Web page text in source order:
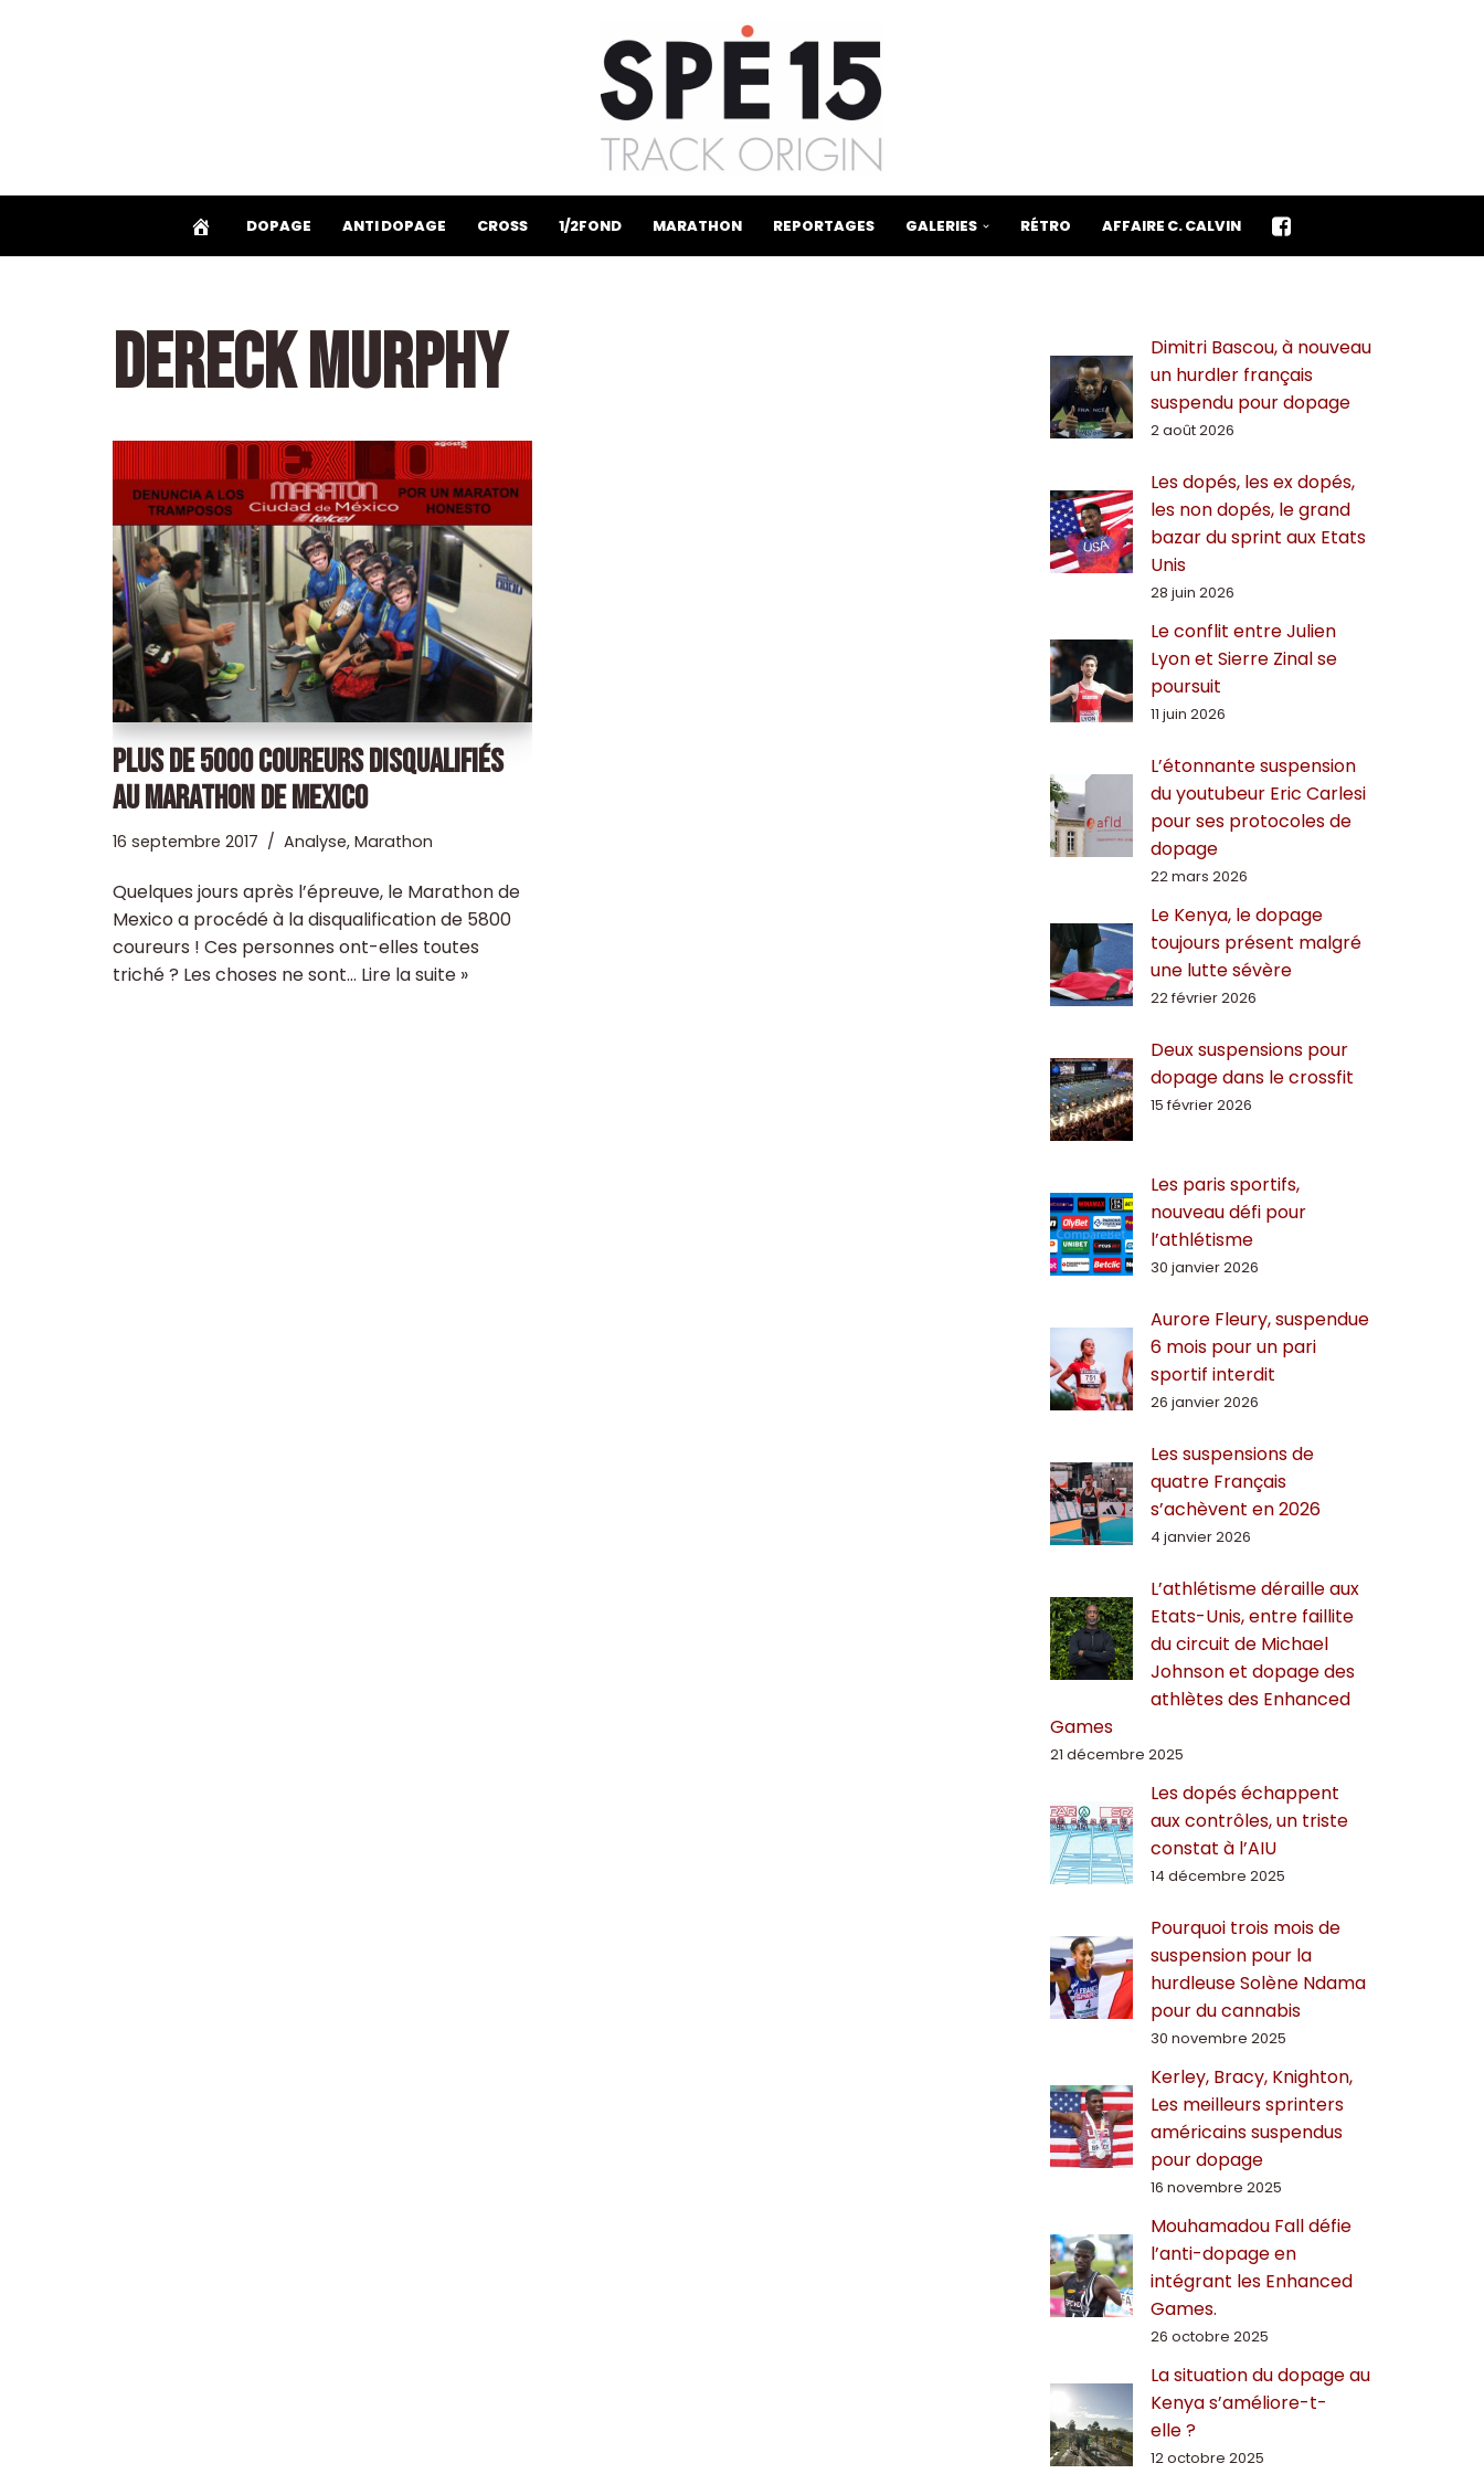
DOPAGE ANTI DOPAGE CROSS 1/2FOND MARATHON REPORTAGES GALERIES RÉTRO AFFAIRE C. CALVIN
DERECK MURPHY
PLUS DE 5000 COUREURS DISQUALIFIÉS
AU MARATHON DE MEXICO
16 septembre 2017 Analyse, Marathon
Quelques jours après l’épreuve, le Marathon de
Mexico a procédé à la disqualification de 5800
coureurs ! Ces personnes ont-elles toutes
triché ? Les choses ne sont… Lire la suite »
Dimitri Bascou, à nouveau
un hurdler français
suspendu pour dopage
2 août 2026
Les dopés, les ex dopés,
les non dopés, le grand
bazar du sprint aux Etats
Unis
28 juin 2026
Le conflit entre Julien
Lyon et Sierre Zinal se
poursuit
11 juin 2026
L’étonnante suspension
du youtubeur Eric Carlesi
pour ses protocoles de
dopage
22 mars 2026
Le Kenya, le dopage
toujours présent malgré
une lutte sévère
22 février 2026
Deux suspensions pour
dopage dans le crossfit
15 février 2026
Les paris sportifs,
nouveau défi pour
l’athlétisme
30 janvier 2026
Aurore Fleury, suspendue
6 mois pour un pari
sportif interdit
26 janvier 2026
Les suspensions de
quatre Français
s’achèvent en 2026
4 janvier 2026
L’athlétisme déraille aux
Etats-Unis, entre faillite
du circuit de Michael
Johnson et dopage des
athlètes des Enhanced
Games
21 décembre 2025
Les dopés échappent
aux contrôles, un triste
constat à l’AIU
14 décembre 2025
Pourquoi trois mois de
suspension pour la
hurdleuse Solène Ndama
pour du cannabis
30 novembre 2025
Kerley, Bracy, Knighton,
Les meilleurs sprinters
américains suspendus
pour dopage
16 novembre 2025
Mouhamadou Fall défie
l’anti-dopage en
intégrant les Enhanced
Games.
26 octobre 2025
La situation du dopage au
Kenya s’améliore-t-
elle ?
12 octobre 2025